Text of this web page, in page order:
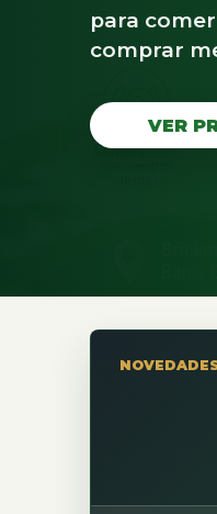
para
comprar
VER